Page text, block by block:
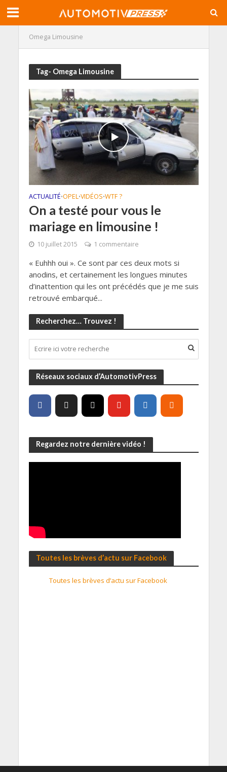
Omega Limousine
Tag- Omega Limousine
ACTUALITÉ•OPEL•VIDÉOS•WTF ?
On a testé pour vous le
mariage en limousine !
10 juillet 2015 1 commentaire
« Euhhh oui ». Ce sont par ces deux mots si
anodins, et certainement les longues minutes
d’inattention qui les ont précédés que je me suis
retrouvé embarqué...
Recherchez… Trouvez !
Réseaux sociaux d’AutomotivPress
Regardez notre dernière vidéo !
Toutes les brèves d’actu sur Facebook
Toutes les brèves d’actu sur Facebook